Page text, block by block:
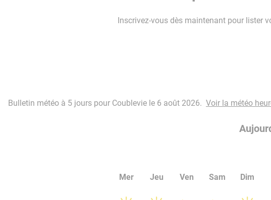
Inscrivez-vous dès maintenant pour lister
Bulletin météo à 5 jours pour Coublevie le 6 août 2026. Voir la météo
Mer Jeu Ven Sam Dim